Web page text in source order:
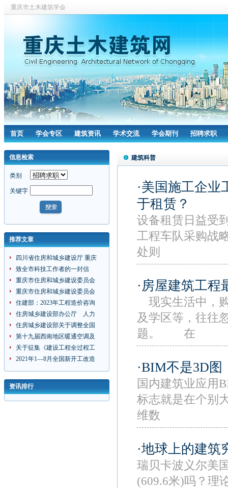
重庆市土木建筑学会
首页 学会专区 建筑资讯 学术交流 学会期刊 招聘求职
信息检索
类别
关键字
推荐文章
四川省住房和城乡建设厅 重庆
致全市科技工作者的一封信
重庆市住房和城乡建设委员会
重庆市住房和城乡建设委员会
住建部：2023年工程造价咨询
住房城乡建设部办公厅 人力
住房城乡建设部关于调整全国
第十九届西南地区暖通空调及
关于征集《建设工程全过程工
2021年1—8月全国新开工改造
资讯排行
建筑科普
·美国施工企
于租赁？
设备租赁日益受
工程车队采购
处则
·房屋建筑工程
现实生活中，
及学区等，往往
题。 在
·BIM不是3D
国内建筑业应用
标志就是在个别
维数
·地球上的建筑
瑞贝卡波义尔美
(609.6米)吗？理